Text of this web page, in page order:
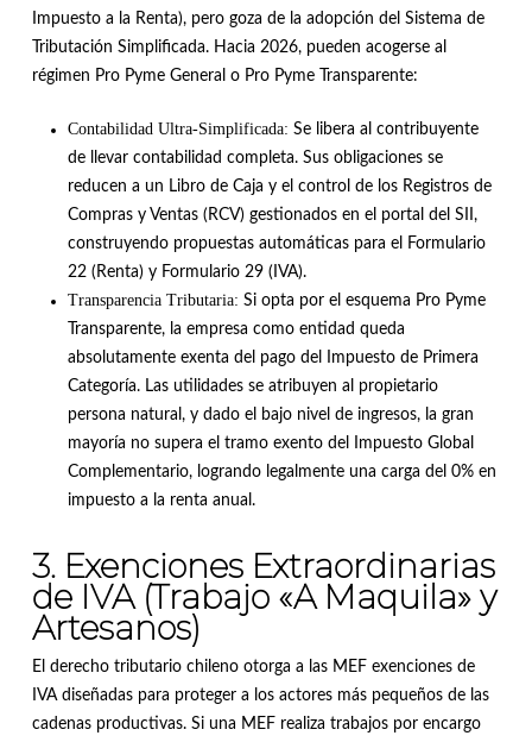
Impuesto a la Renta), pero goza de la adopción del Sistema de
Tributación Simplificada. Hacia 2026, pueden acogerse al
régimen Pro Pyme General o Pro Pyme Transparente:
Contabilidad Ultra-Simplificada: Se libera al contribuyente
de llevar contabilidad completa. Sus obligaciones se
reducen a un Libro de Caja y el control de los Registros de
Compras y Ventas (RCV) gestionados en el portal del SII,
construyendo propuestas automáticas para el Formulario
22 (Renta) y Formulario 29 (IVA).
Transparencia Tributaria: Si opta por el esquema Pro Pyme
Transparente, la empresa como entidad queda
absolutamente exenta del pago del Impuesto de Primera
Categoría. Las utilidades se atribuyen al propietario
persona natural, y dado el bajo nivel de ingresos, la gran
mayoría no supera el tramo exento del Impuesto Global
Complementario, logrando legalmente una carga del 0% en
impuesto a la renta anual .
3. Exenciones Extraordinarias
de IVA (Trabajo «A Maquila» y
Artesanos)
El derecho tributario chileno otorga a las MEF exenciones de
IVA diseñadas para proteger a los actores más pequeños de las
cadenas productivas. Si una MEF realiza trabajos por encargo